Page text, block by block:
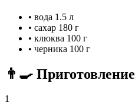
• вода 1.5 л
• сахар 180 г
• клюква 100 г
• черника 100 г
👨‍🍳 Приготовление
1